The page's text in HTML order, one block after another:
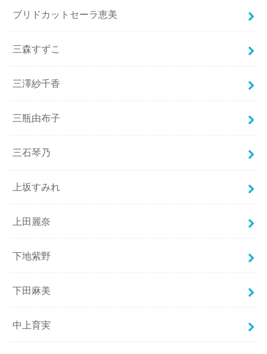
ブリドカットセーラ恵美
三森すずこ
三澤紗千香
三瓶由布子
三石琴乃
上坂すみれ
上田麗奈
下地紫野
下田麻美
中上育実